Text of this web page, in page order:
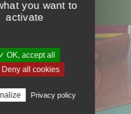
you want to
activate
OK, accept all
all cookies
Privacy policy